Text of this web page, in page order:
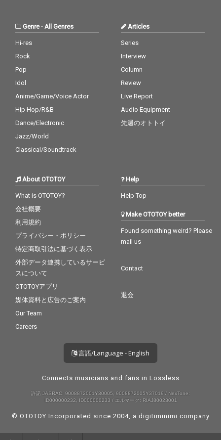
Genre-All Genres
Hi-res
Rock
Pop
Idol
Anime/Game/Voice Actor
Hip Hop/R&B
Dance/Electronic
Jazz/World
Classical/Soundtrack
Articles
Series
Interview
Column
Review
Live Report
Audio Equipment
先週のオトトイ
About OTOTOY
What is OTOTOY?
会社概要
利用規約
プライバシー・ポリシー
特定商取引法に基づく表示
外部データ連携しているサービ
スについて
OTOTOYアプリ
媒体資料と広告のご案内
Our Team
Careers
Help
Help Top
Make OTOTOY better
Found something weird? Please
mail us
Contact
退会
言語/Language - English
Connects musicians and fans in Lossless
許諾 JASRAC: 9008872001Y30005, 9008872005Y37019 / NexTone:
ID000000232, ID000000233 / エルマーク: RIAJ80023001
© OTOTOY Incorporated since 2004, a digitiminimi company